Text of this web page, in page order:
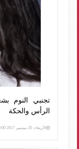
تجنبي النوم
الرأس والحكة
الأربعاء، 20 سبتمبر 2017 10:00 م